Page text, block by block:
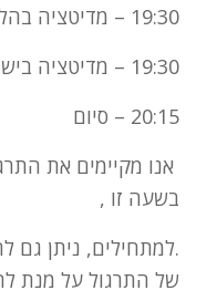
19:30 – מדיטציה בהליכה
19:30 – מדיטציה בישיבה
20:15 – סיום
אנו מקיימים את
בשעה זו ,
.למתחילים, ניתן גם
של התרגול על מנת